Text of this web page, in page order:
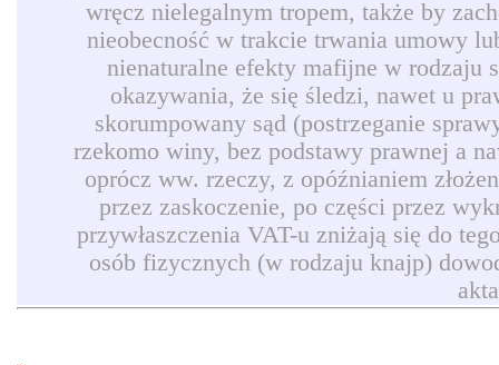
wręcz nielegalnym tropem, także by
nieobecność w trakcie trwania umowy
nienaturalne efekty mafijne w rodzaju
okazywania, że się śledzi, nawet u
skorumpowany sąd (postrzeganie
rzekomo winy, bez podstawy prawnej a
oprócz ww. rzeczy, z opóźnianiem
przez zaskoczenie, po części przez
przywłaszczenia VAT-u zniżają się do
osób fizycznych (w rodzaju knajp)